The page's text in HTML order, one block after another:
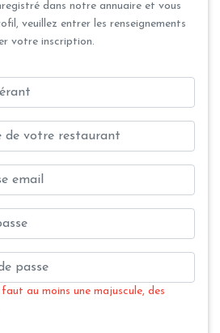
dans notre annuaire et vous
veuillez entrer les renseignements
votre inscription.
au moins une majuscule, des